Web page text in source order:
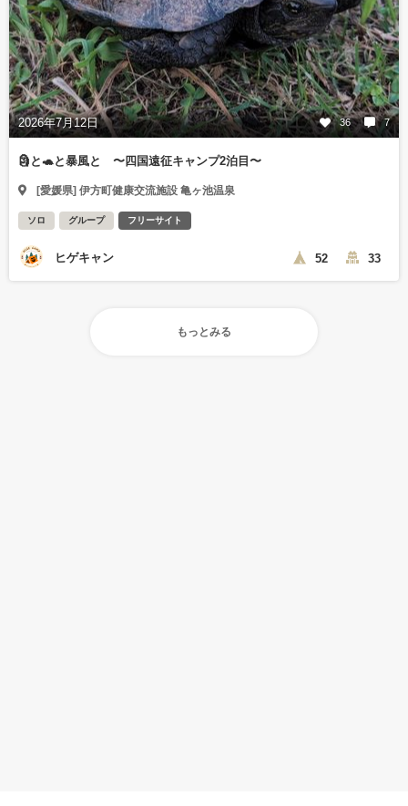
2026年7月12日 36 7
🗿と🐢と暴風と 〜四国遠征キャンプ2泊目〜
[愛媛県] 伊方町健康交流施設 亀ヶ池温泉
ソロ グループ フリーサイト
ヒゲキャン 52 33
もっとみる